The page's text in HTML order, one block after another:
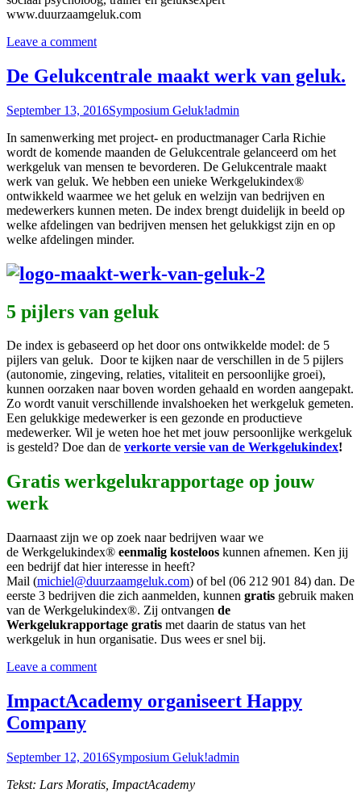
www.duurzaamgeluk.com
Leave a comment
De Gelukcentrale maakt werk van geluk.
September 13, 2016Symposium Geluk!admin
In samenwerking met project- en productmanager Carla Richie
wordt de komende maanden de Gelukcentrale gelanceerd om het
werkgeluk van mensen te bevorderen. De Gelukcentrale maakt
werk van geluk. We hebben een unieke Werkgelukindex®
ontwikkeld waarmee we het geluk en welzijn van bedrijven en
medewerkers kunnen meten. De index brengt duidelijk in beeld op
welke afdelingen van bedrijven mensen het gelukkigst zijn en op
welke afdelingen minder.
5 pijlers van geluk
De index is gebaseerd op het door ons ontwikkelde model: de 5
pijlers van geluk. Door te kijken naar de verschillen in de 5 pijlers
(autonomie, zingeving, relaties, vitaliteit en persoonlijke groei),
kunnen oorzaken naar boven worden gehaald en worden aangepakt.
Zo wordt vanuit verschillende invalshoeken het werkgeluk gemeten.
Een gelukkige medewerker is een gezonde en productieve
medewerker. Wil je weten hoe het met jouw persoonlijke werkgeluk
is gesteld? Doe dan de verkorte versie van de Werkgelukindex!
Gratis werkgelukrapportage op jouw
werk
Daarnaast zijn we op zoek naar bedrijven waar we
de Werkgelukindex® eenmalig kosteloos kunnen afnemen. Ken jij
een bedrijf dat hier interesse in heeft?
Mail (michiel@duurzaamgeluk.com) of bel (06 212 901 84) dan. De
eerste 3 bedrijven die zich aanmelden, kunnen gratis gebruik maken
van de Werkgelukindex®. Zij ontvangen de
Werkgelukrapportage gratis met daarin de status van het
werkgeluk in hun organisatie. Dus wees er snel bij.
Leave a comment
ImpactAcademy organiseert Happy
Company
September 12, 2016Symposium Geluk!admin
Tekst: Lars Moratis, ImpactAcademy